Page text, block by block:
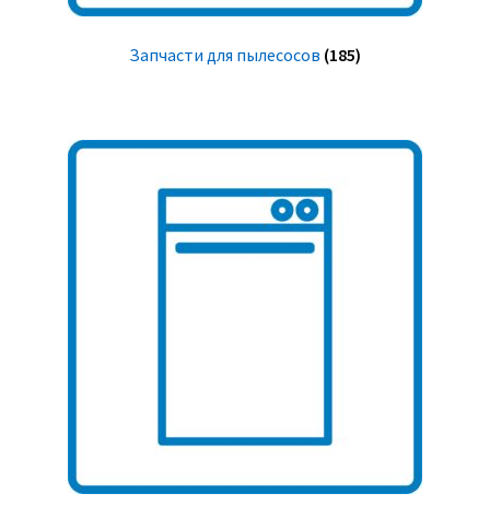
Запчасти для пылесосов (185)